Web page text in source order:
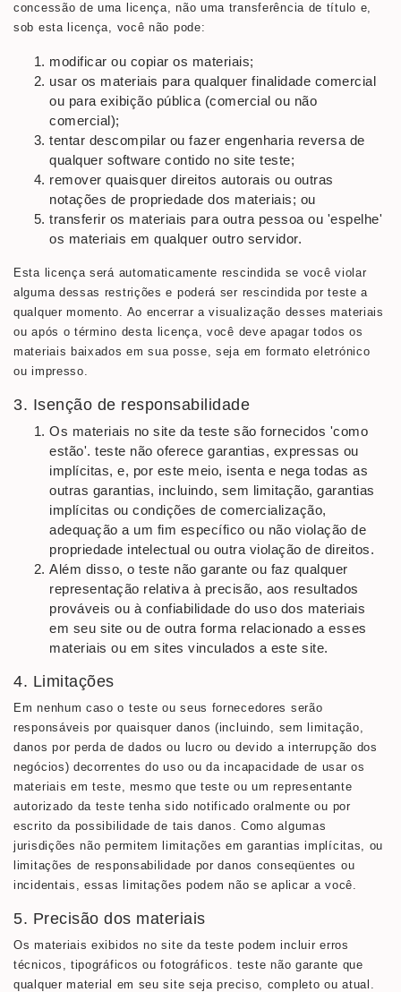
concessão de uma licença, não uma transferência de título e,
sob esta licença, você não pode:
modificar ou copiar os materiais;
usar os materiais para qualquer finalidade comercial
ou para exibição pública (comercial ou não
comercial);
tentar descompilar ou fazer engenharia reversa de
qualquer software contido no site teste;
remover quaisquer direitos autorais ou outras
notações de propriedade dos materiais; ou
transferir os materiais para outra pessoa ou 'espelhe'
os materiais em qualquer outro servidor.
Esta licença será automaticamente rescindida se você violar
alguma dessas restrições e poderá ser rescindida por teste a
qualquer momento. Ao encerrar a visualização desses materiais
ou após o término desta licença, você deve apagar todos os
materiais baixados em sua posse, seja em formato eletrónico
ou impresso.
3. Isenção de responsabilidade
Os materiais no site da teste são fornecidos 'como
estão'. teste não oferece garantias, expressas ou
implícitas, e, por este meio, isenta e nega todas as
outras garantias, incluindo, sem limitação, garantias
implícitas ou condições de comercialização,
adequação a um fim específico ou não violação de
propriedade intelectual ou outra violação de direitos.
Além disso, o teste não garante ou faz qualquer
representação relativa à precisão, aos resultados
prováveis ​​ou à confiabilidade do uso dos materiais
em seu site ou de outra forma relacionado a esses
materiais ou em sites vinculados a este site.
4. Limitações
Em nenhum caso o teste ou seus fornecedores serão
responsáveis ​​por quaisquer danos (incluindo, sem limitação,
danos por perda de dados ou lucro ou devido a interrupção dos
negócios) decorrentes do uso ou da incapacidade de usar os
materiais em teste, mesmo que teste ou um representante
autorizado da teste tenha sido notificado oralmente ou por
escrito da possibilidade de tais danos. Como algumas
jurisdições não permitem limitações em garantias implícitas, ou
limitações de responsabilidade por danos conseqüentes ou
incidentais, essas limitações podem não se aplicar a você.
5. Precisão dos materiais
Os materiais exibidos no site da teste podem incluir erros
técnicos, tipográficos ou fotográficos. teste não garante que
qualquer material em seu site seja preciso, completo ou atual.